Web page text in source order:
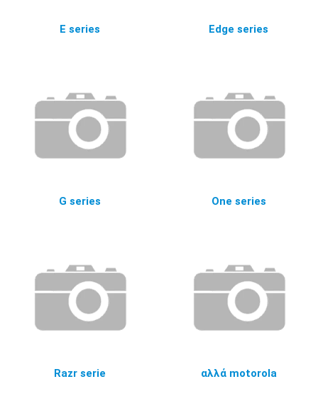
E series Edge series
G series One series
Razr serie αλλά motorola